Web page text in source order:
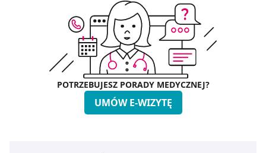
POTRZEBUJESZ PORADY MEDYCZNEJ?
UMÓW E-WIZYTĘ